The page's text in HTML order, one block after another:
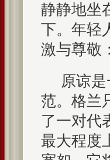
静静地坐
下。年轻
激与尊敬
原谅
范。格兰
了一对代
最大程度